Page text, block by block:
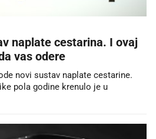
naplate cestarina. I ovaj
vas odere
novi sustav naplate cestarine.
pola godine krenulo je u